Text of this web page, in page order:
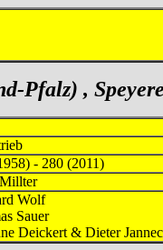
Pfalz) ,
- 280 (2011)
Wolf
Sauer
Deickert & Dieter